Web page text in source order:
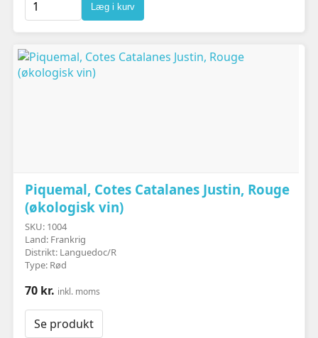
Læg i kurv
Piquemal, Cotes Catalanes Justin, Rouge
(økologisk vin)
SKU: 1004
Land: Frankrig
Distrikt: Languedoc/R
Type: Rød
70 kr. inkl. moms
Se produkt